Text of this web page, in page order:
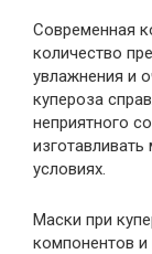
Современная
количество
увлажнения и
купероза
неприятного
условиях.
Маски при
компонентов и